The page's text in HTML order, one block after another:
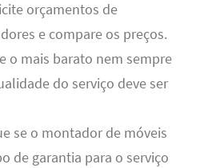
orçamentos de
e compare os preços.
o mais barato nem sempre
do serviço deve ser
se o montador de móveis
de garantia para o serviço